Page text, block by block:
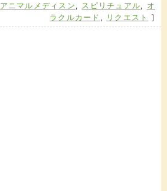
アニマルメディスン , スピリチュアル, オ
ラクルカード , リクエスト ]